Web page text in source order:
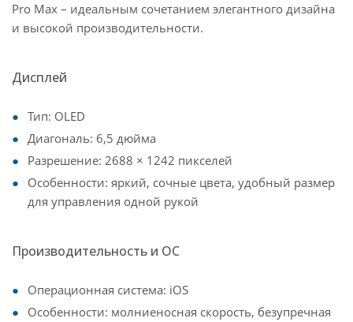
Pro Max – идеальным сочетанием элегантного дизайна
и высокой производительности.
Дисплей
Тип: OLED
Диагональ: 6,5 дюйма
Разрешение: 2688 × 1242 пикселей
Особенности: яркий, сочные цвета, удобный размер
для управления одной рукой
Производительность и ОС
Операционная система: iOS
Особенности: молниеносная скорость, безупречная